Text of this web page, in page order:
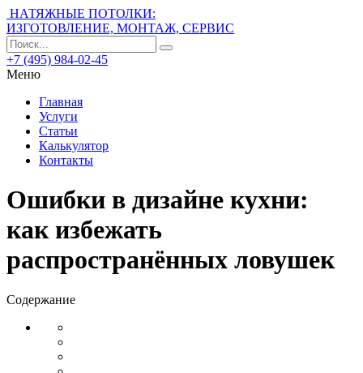
НАТЯЖНЫЕ ПОТОЛКИ:
ИЗГОТОВЛЕНИЕ, МОНТАЖ, СЕРВИС
+7 (495) 984-02-45
Меню
Главная
Услуги
Статьи
Калькулятор
Контакты
Ошибки в дизайне кухни:
как избежать
распространённых ловушек
Содержание